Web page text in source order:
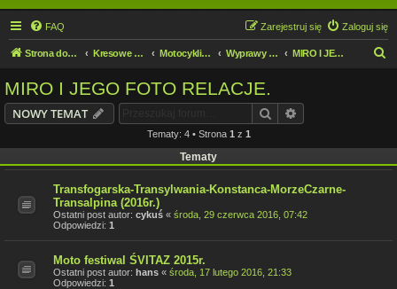
FAQ Zaloguj się
Zarejestruj się
Strona domowa Kresowe forum motocyklowe Motocykliści i Motocyklistki Wyprawy motocyklowe MIRO I JEGO FOTO RELACJE.
MIRO I JEGO FOTO RELACJE.
NOWY TEMAT Szukaj
Tematy: 4 • Strona 1 z 1
Tematy
Transfogarska-Transylwania-Konstanca-MorzeCzarne-
Transalpina (2016r.)
Ostatni post autor: cykuś « środa, 29 czerwca 2016, 07:42
Odpowiedzi: 1
Moto festiwal ŚVITAZ 2015r.
Ostatni post autor: hans « środa, 17 lutego 2016, 21:33
Odpowiedzi: 1